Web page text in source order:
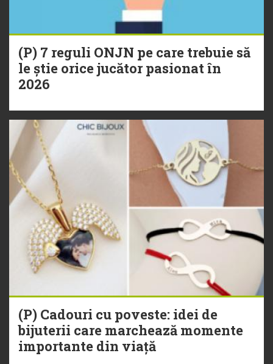
(P) 7 reguli ONJN pe care trebuie să
le știe orice jucător pasionat în
2026
(P) Cadouri cu poveste: idei de
bijuterii care marchează momente
importante din viață